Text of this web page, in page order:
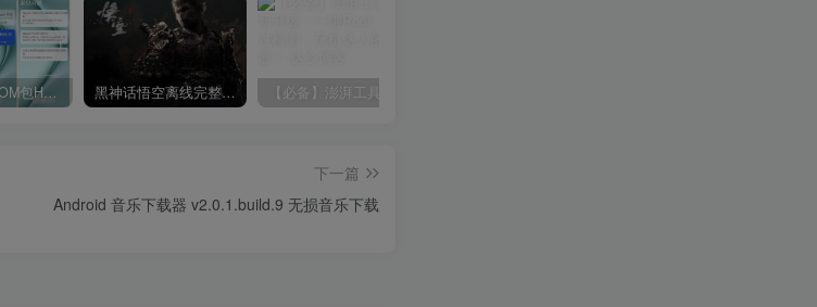
VMOS定制ROM包HnciseOS9.6.0兼容解锁 黑神话悟空离线完整版+修改器
下一篇
Android 音乐下载器 v2.0.1.build.9 无损音乐下载